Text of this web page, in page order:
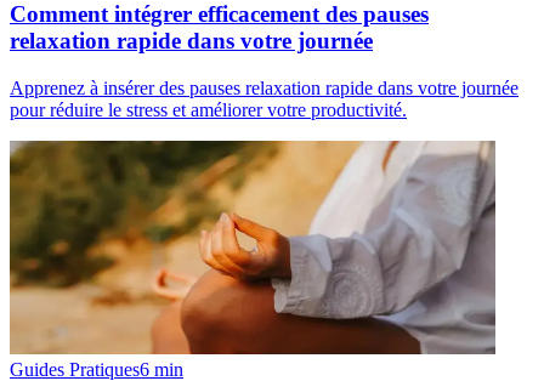
Comment intégrer efficacement des pauses
relaxation rapide dans votre journée
Apprenez à insérer des pauses relaxation rapide dans votre journée
pour réduire le stress et améliorer votre productivité.
Guides Pratiques6 min